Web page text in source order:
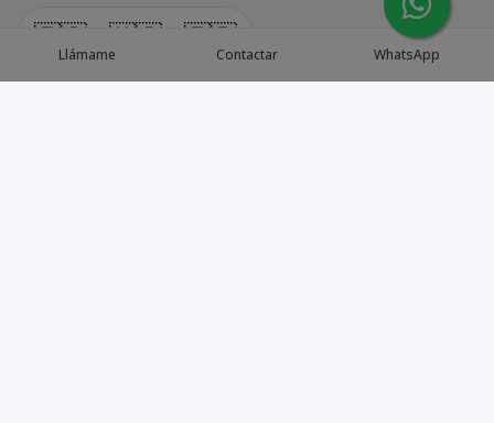
🇪🇸 🇺🇸 🇫🇷
Llámame Contactar WhatsApp